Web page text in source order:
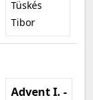
Tüskés
Tibor
Advent I. -